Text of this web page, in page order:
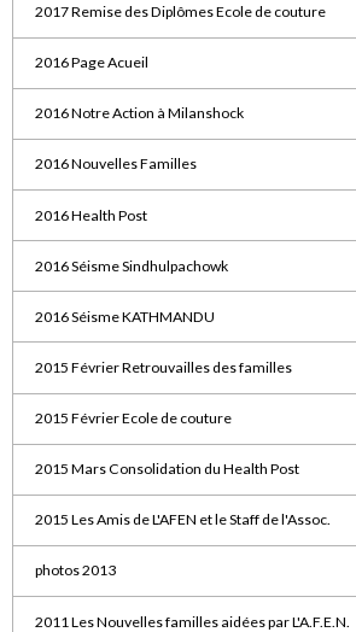
2017 Remise des Diplômes Ecole de couture
2016 Page Acueil
2016 Notre Action à Milanshock
2016 Nouvelles Familles
2016 Health Post
2016 Séisme Sindhulpachowk
2016 Séisme KATHMANDU
2015 Février Retrouvailles des familles
2015 Février Ecole de couture
2015 Mars Consolidation du Health Post
2015 Les Amis de L'AFEN et le Staff de l'Assoc.
photos 2013
2011 Les Nouvelles familles aidées par L'A.F.E.N.